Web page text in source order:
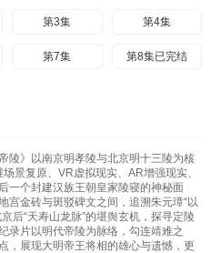
第3集 第4集
第7集 第8集已完结
陵》以南京明孝陵与北京明十三陵为核
景复原、VR虚拟现实、AR增强现实、
一个封建汉族王朝皇家陵寝的神秘面
宫金砖与斑驳碑文之间，追溯朱元璋“以
后“天寿山龙脉”的堪舆玄机，探寻定陵
片以明代帝陵为脉络，勾连靖难之
，展现大明帝王将相的雄心与遗憾，更